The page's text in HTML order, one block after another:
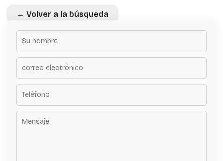
← Volver a la búsqueda